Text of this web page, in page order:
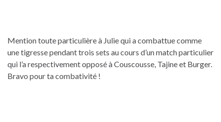
Mention toute particulière à Julie qui a combattue comme
une tigresse pendant trois sets au cours d’un match particulier
qui l’a respectivement opposé à Couscousse, Tajine et Burger.
Bravo pour ta combativité !